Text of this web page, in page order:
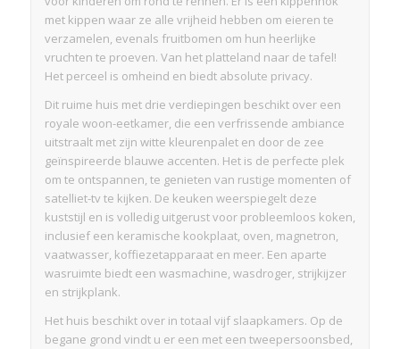
met kippen waar ze alle vrijheid hebben om eieren te
verzamelen, evenals fruitbomen om hun heerlijke
vruchten te proeven. Van het platteland naar de tafel!
Het perceel is omheind en biedt absolute privacy.
Dit ruime huis met drie verdiepingen beschikt over een
royale woon-eetkamer, die een verfrissende ambiance
uitstraalt met zijn witte kleurenpalet en door de zee
geïnspireerde blauwe accenten. Het is de perfecte plek
om te ontspannen, te genieten van rustige momenten of
satelliet-tv te kijken. De keuken weerspiegelt deze
kuststijl en is volledig uitgerust voor probleemloos koken,
inclusief een keramische kookplaat, oven, magnetron,
vaatwasser, koffiezetapparaat en meer. Een aparte
wasruimte biedt een wasmachine, wasdroger, strijkijzer
en strijkplank.
Het huis beschikt over in totaal vijf slaapkamers. Op de
begane grond vindt u er een met een tweepersoonsbed,